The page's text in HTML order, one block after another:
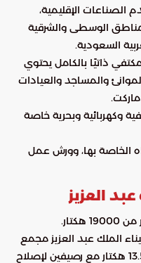
الصناعات الإقليمية،
الوسطى والشرقية
السعودية.
ذاتيًا بالكامل يحتوي
والمساجد والعيادات
وكهربائية وبحرية خاصة
الخاصة بها، وورش عمل
العزيز
الملك عبد العزيز مجمع
متكامل لإصلاح السفن بمساحة 13.5 هكتار مع رصيفين لإصلاح